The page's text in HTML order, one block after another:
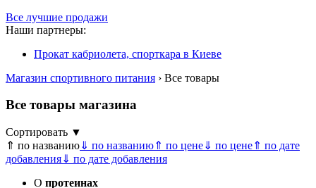
Все лучшие продажи
Наши партнеры:
Прокат кабриолета, спорткара в Киеве
Магазин спортивного питания › Все товары
Все товары магазина
Сортировать ▼
⇑ по названию⇓ по названию⇑ по цене⇓ по цене⇑ по дате
добавления⇓ по дате добавления
О протеинах